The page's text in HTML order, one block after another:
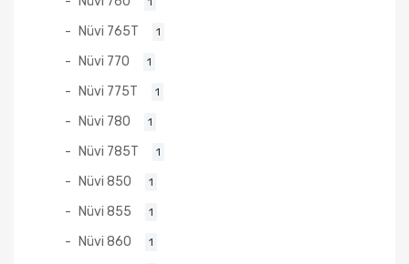
Nüvi 765T 1
Nüvi 770 1
Nüvi 775T 1
Nüvi 780 1
Nüvi 785T 1
Nüvi 850 1
Nüvi 855 1
Nüvi 860 1